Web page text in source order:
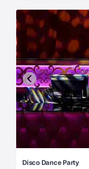
Disco Dance Party